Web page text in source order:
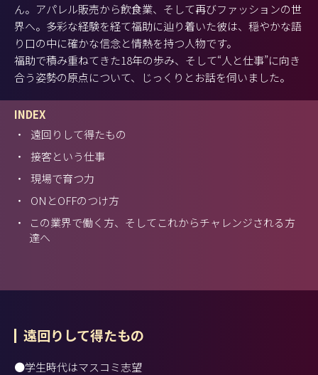
ん。アパレル販売から飲食業、そして再びファッションの世
界へ。多彩な経験を経て福助に辿り着いた彼は、穏やかな語
り口の中に確かな信念と情熱を持つ人物です。
福助で積み重ねてきた18年の歩み、そして“人と仕事”に向き
合う姿勢の原点について、じっくりとお話を伺いました。
INDEX
・
遠回りして得たもの
・
接客という仕事
・
現場で育つ力
・
ONとOFFのつけ方
・
この業界で働く方、そしてこれからチャレンジされる方
達へ
遠回りして得たもの
●学生時代はマスコミ志望